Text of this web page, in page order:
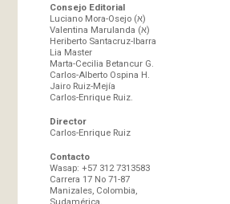
Consejo Editorial
Luciano Mora-Osejo (א)
Valentina Marulanda (א)
Heriberto Santacruz-Ibarra
Lia Master
Marta-Cecilia Betancur G.
Carlos-Alberto Ospina H.
Jairo Ruiz-Mejía
Carlos-Enrique Ruiz.
Director
Carlos-Enrique Ruiz
Contacto
Wasap: +57 312 7313583
Carrera 17 No 71-87
Manizales, Colombia,
Sudamérica.